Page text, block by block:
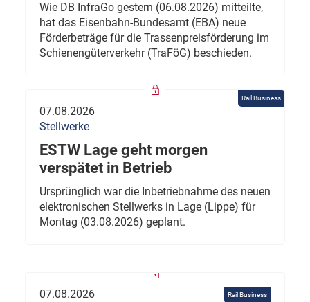
Wie DB InfraGo gestern (06.08.2026) mitteilte,
hat das Eisenbahn-Bundesamt (EBA) neue
Förderbeträge für die Trassenpreisförderung im
Schienengüterverkehr (TraFöG) beschieden.
Rail Business
07.08.2026
Stellwerke
ESTW Lage geht morgen
verspätet in Betrieb
Ursprünglich war die Inbetriebnahme des neuen
elektronischen Stellwerks in Lage (Lippe) für
Montag (03.08.2026) geplant.
Rail Business
07.08.2026